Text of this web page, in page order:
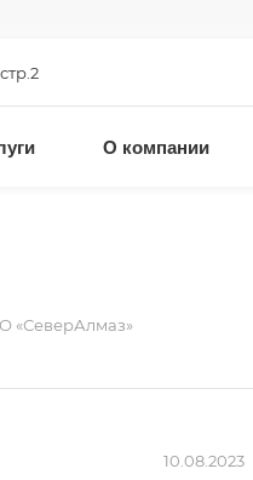
О компании
«СеверАлмаз»
10.08.2023